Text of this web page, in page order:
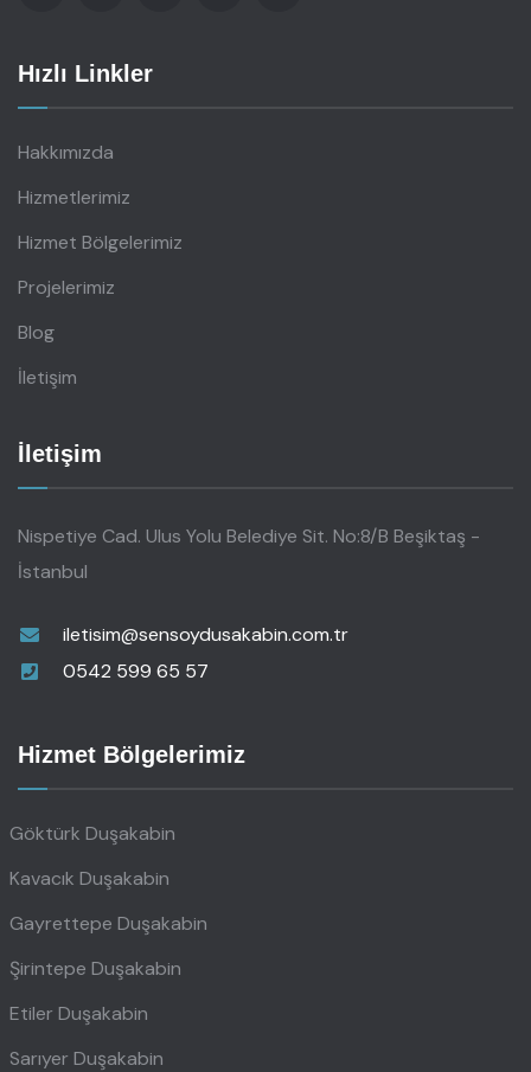
Hızlı Linkler
Hakkımızda
Hizmetlerimiz
Hizmet Bölgelerimiz
Projelerimiz
Blog
İletişim
İletişim
Nispetiye Cad. Ulus Yolu Belediye Sit. No:8/B Beşiktaş -
İstanbul
iletisim@sensoydusakabin.com.tr
0542 599 65 57
Hizmet Bölgelerimiz
Göktürk Duşakabin
Kavacık Duşakabin
Gayrettepe Duşakabin
Şirintepe Duşakabin
Etiler Duşakabin
Sarıyer Duşakabin